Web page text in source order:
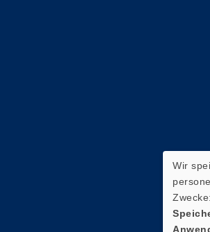
Wir
Zwecke: